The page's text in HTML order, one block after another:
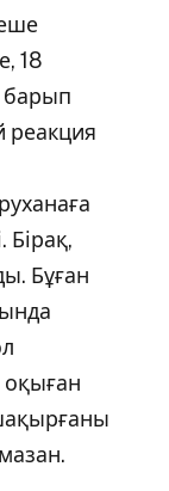
18
барып
реакция
Бірақ,
Бұған